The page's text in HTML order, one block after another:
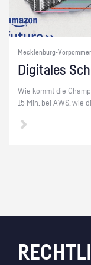
Mecklenburg-
Di­gi­ta­les
Wie kommt die
15 Min. bei AWS, wie